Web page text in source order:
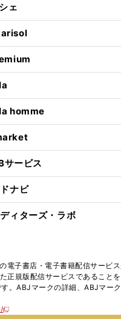
ェ
homme
サービス
ナビ
ィターズ・ラボ
電子書店・電子書籍配信サービ
正規版配信サービスであること
。ABJマークの詳細、ABJマー